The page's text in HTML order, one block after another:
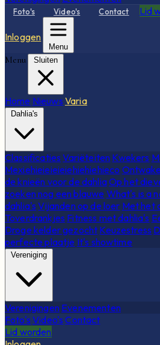
Foto's Video's Contact Lid
Inloggen
Menu
Menu Sluiten
Home Nieuws Varia
Dahlia's
Classificaties Variëteiten Kwekers
Mexiehieieieieiehiehiehieco
de knieën voor de dahliaOp het
zoeken nog een blauwe What's is a
dahlia's Vijanden op de loer Met het
Toverdrankjes Fitness met dahlia's
Droge kelder gezocht Keuzestress
perfecte plaatje It's showtime
Vereniging
Verenigingen Evenementen
Foto's Video's Contact
Lid worden